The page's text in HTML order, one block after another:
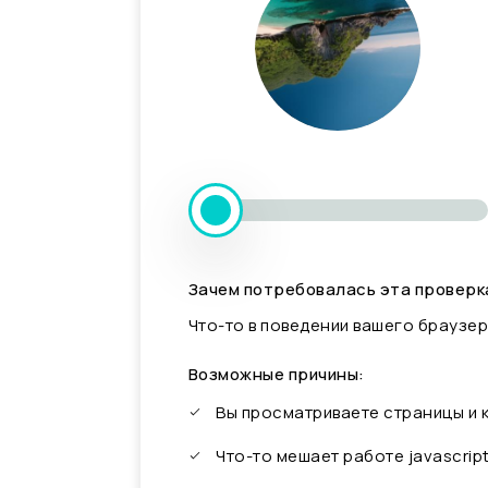
Зачем потребовалась эта
Что-то в поведении вашего
Возможные причины:
Вы просматриваете страницы
Что-то мешает работе